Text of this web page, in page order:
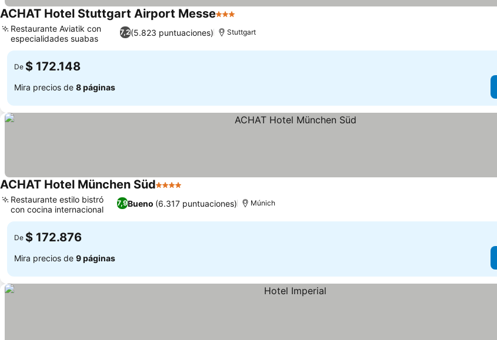
ACHAT Hotel Stuttgart Airport Messe3 Estrellas
7,2(5.823 puntuaciones)
Restaurante Aviatik con
especialidades suabas
Stuttgart
De $ 172.148
Mira precios de 8 páginas
ACHAT Hotel München Süd4 Estrellas
7,9Bueno (6.317 puntuaciones)
Restaurante estilo bistró
con cocina internacional
Múnich
De $ 172.876
Mira precios de 9 páginas